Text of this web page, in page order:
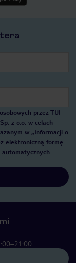
przez TUI
z o.o. w celach
w „Informacji o
elektroniczną formę
automatycznych